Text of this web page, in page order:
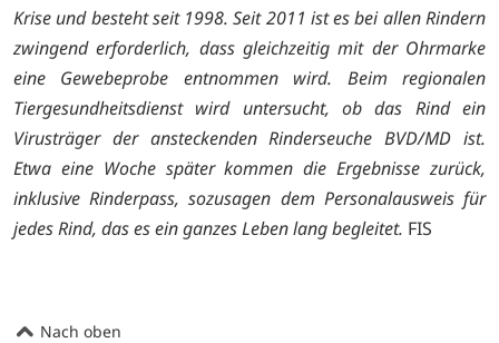
Krise und besteht seit 1998. Seit 2011 ist es bei allen Rindern
zwingend erforderlich, dass gleichzeitig mit der Ohrmarke
eine Gewebeprobe entnommen wird. Beim regionalen
Tiergesundheitsdienst wird untersucht, ob das Rind ein
Virusträger der ansteckenden Rinderseuche BVD/MD ist.
Etwa eine Woche später kommen die Ergebnisse zurück,
inklusive Rinderpass, sozusagen dem Personalausweis für
jedes Rind, das es ein ganzes Leben lang begleitet. FIS
Nach oben